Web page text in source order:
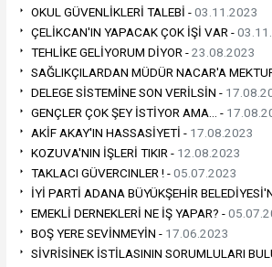
OKUL GÜVENLİKLERİ TALEBİ -03.11.2023
ÇELİKCAN'IN YAPACAK ÇOK İŞİ VAR -
TEHLİKE GELİYORUM DİYOR -23.08.2023
SAĞLIKÇILARDAN MÜDÜR NACAR'A
DELEGE SİSTEMİNE SON VERİLSİN -
GENÇLER ÇOK ŞEY İSTİYOR AMA… -
AKİF AKAY'IN HASSASİYETİ - 17.08.2023
KOZUVA'NIN İŞLERİ TIKIR - 12.08.2023
TAKLACI GÜVERCINLER ! -05.07.2023
İYİ PARTİ ADANA BÜYÜKŞEHİR
EMEKLİ DERNEKLERİ NE İŞ YAPAR? -
BOŞ YERE SEVİNMEYİN - 17.06.2023
SİVRİSİNEK İSTİLASININ SORUMLULARI